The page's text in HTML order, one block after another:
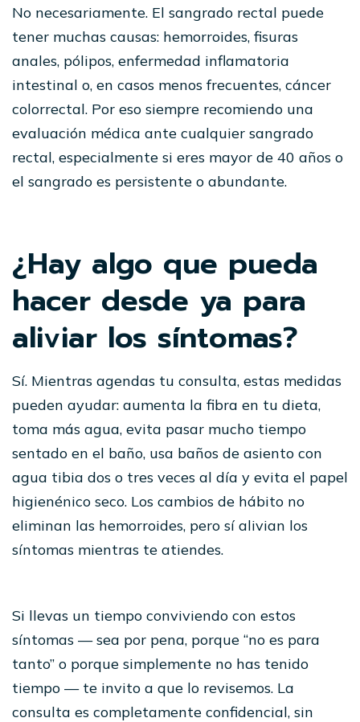
No necesariamente. El sangrado rectal puede
tener muchas causas: hemorroides, fisuras
anales, pólipos, enfermedad inflamatoria
intestinal o, en casos menos frecuentes, cáncer
colorrectal. Por eso siempre recomiendo una
evaluación médica ante cualquier sangrado
rectal, especialmente si eres mayor de 40 años o
el sangrado es persistente o abundante.
¿Hay algo que pueda
hacer desde ya para
aliviar los síntomas?
Sí. Mientras agendas tu consulta, estas medidas
pueden ayudar: aumenta la fibra en tu dieta,
toma más agua, evita pasar mucho tiempo
sentado en el baño, usa baños de asiento con
agua tibia dos o tres veces al día y evita el papel
higienénico seco. Los cambios de hábito no
eliminan las hemorroides, pero sí alivian los
síntomas mientras te atiendes.
Si llevas un tiempo conviviendo con estos
síntomas — sea por pena, porque “no es para
tanto” o porque simplemente no has tenido
tiempo — te invito a que lo revisemos. La
consulta es completamente confidencial, sin